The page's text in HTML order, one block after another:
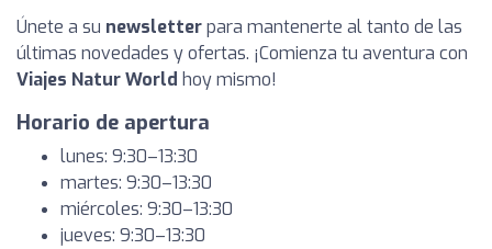
Únete a su newsletterpara mantenerte al tanto de las
últimas novedades y ofertas. ¡Comienza tu aventura con
Viajes Natur World hoy mismo!
Horario de apertura
lunes: 9:30–13:30
martes: 9:30–13:30
miércoles: 9:30–13:30
jueves: 9:30–13:30